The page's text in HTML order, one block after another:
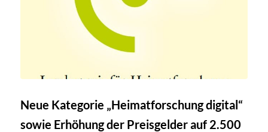
Neue Kategorie „Heimatforschung digital“
sowie Erhöhung der Preisgelder auf 2.500